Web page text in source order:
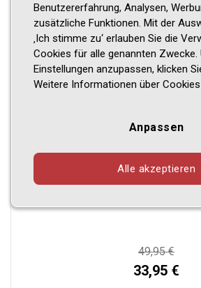
Design Gummi Fußmatten
Abarth 500, 500 C BJ. 07.2015-
erhöhtem Rand Farbe
49,95 €
33,95 €
Benutzererfahrung, Analysen,
zusätzliche Funktionen. Mit der
‚Ich stimme zu‘ erlauben Sie die
Cookies für alle genannten Zwecke.
Einstellungen anzupassen, klicken
Weitere Informationen über
Anpassen
Alle akzeptieren